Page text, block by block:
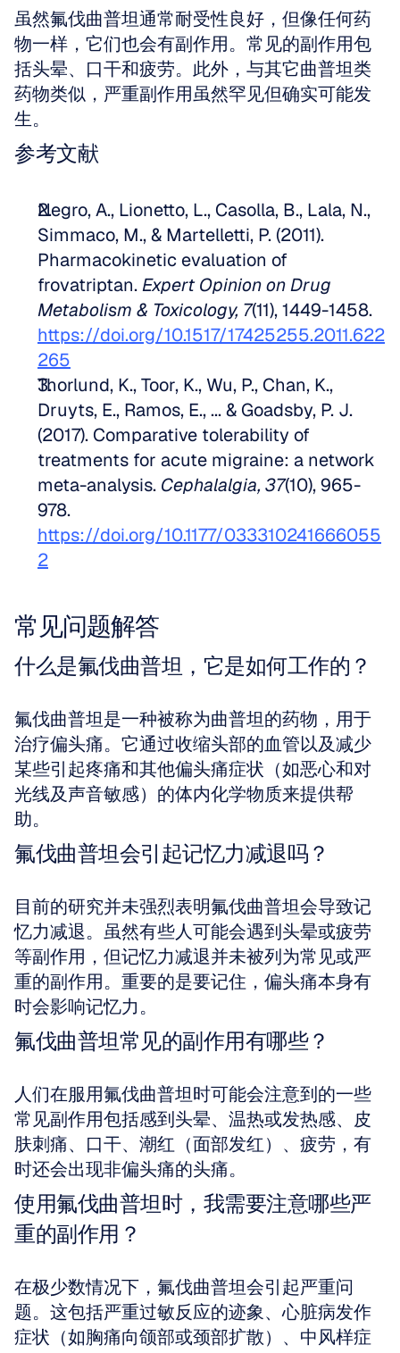
虽然氟伐曲普坦通常耐受性良好，但像任何药
物一样，它们也会有副作用。常见的副作用包
括头晕、口干和疲劳。此外，与其它曲普坦类
药物类似，严重副作用虽然罕见但确实可能发
生。
参考文献
Negro, A., Lionetto, L., Casolla, B., Lala, N.,
Simmaco, M., & Martelletti, P. (2011).
Pharmacokinetic evaluation of
frovatriptan. Expert Opinion on Drug
Metabolism & Toxicology, 7
https://doi.org/10.1517/17425255.2011.622
265
Thorlund, K., Toor, K., Wu, P., Chan, K.,
Druyts, E., Ramos, E., ... & Goadsby, P. J.
(2017). Comparative tolerability of
treatments for acute migraine: a network
meta-analysis. Cephalalgia, 37(10), 965-
https://doi.org/10.1177/033310241666055
2
常见问题解答
什么是氟伐曲普坦，它是如何工作的？
氟伐曲普坦是一种被称为曲普坦的药物，用于
治疗偏头痛。它通过收缩头部的血管以及减少
某些引起疼痛和其他偏头痛症状（如恶心和对
光线及声音敏感）的体内化学物质来提供帮
助。
氟伐曲普坦会引起记忆力减退吗？
目前的研究并未强烈表明氟伐曲普坦会导致记
忆力减退。虽然有些人可能会遇到头晕或疲劳
等副作用，但记忆力减退并未被列为常见或严
重的副作用。重要的是要记住，偏头痛本身有
时会影响记忆力。
氟伐曲普坦常见的副作用有哪些？
人们在服用氟伐曲普坦时可能会注意到的一些
常见副作用包括感到头晕、温热或发热感、皮
肤刺痛、口干、潮红（面部发红）、疲劳，有
时还会出现非偏头痛的头痛。
使用氟伐曲普坦时，我需要注意哪些严
重的副作用？
在极少数情况下，氟伐曲普坦会引起严重问
题。这包括严重过敏反应的迹象、心脏病发作
症状（如胸痛向颌部或颈部扩散）、中风样症